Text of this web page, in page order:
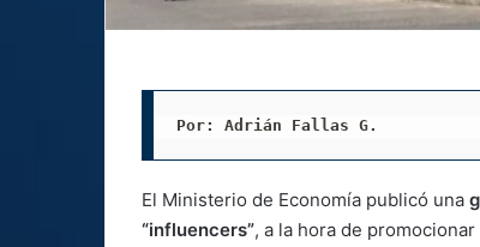
Por: Adrián Fallas G.
El Ministerio de Economía publicó una
“influencers”, a la hora de